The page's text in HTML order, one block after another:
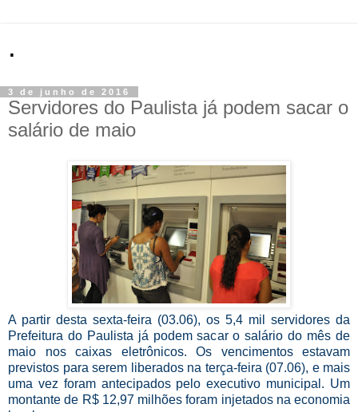
.
3 de junho de 2016
Servidores do Paulista já podem sacar o
salário de maio
A partir desta sexta-feira (03.06), os 5,4 mil servidores da
Prefeitura do Paulista já podem sacar o salário do mês de
maio nos caixas eletrônicos. Os vencimentos estavam
previstos para serem liberados na terça-feira (07.06), e mais
uma vez foram antecipados pelo executivo municipal. Um
montante de R$ 12,97 milhões foram injetados na economia